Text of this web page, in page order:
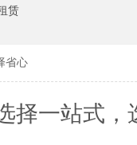
赁
省心
择一站式，